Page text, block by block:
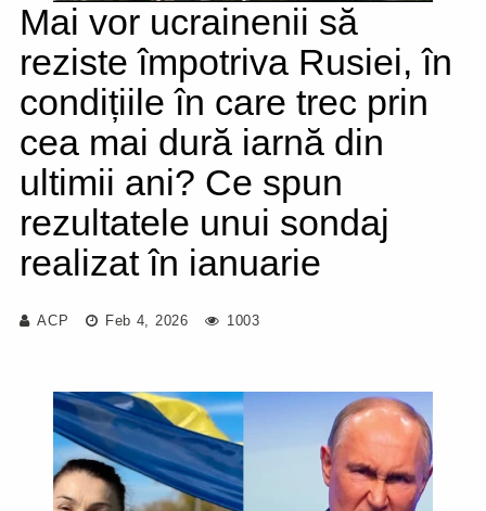
Mai vor ucrainenii să
reziste împotriva Rusiei, în
condițiile în care trec prin
cea mai dură iarnă din
ultimii ani? Ce spun
rezultatele unui sondaj
realizat în ianuarie
ACP Feb 4, 2026 1003